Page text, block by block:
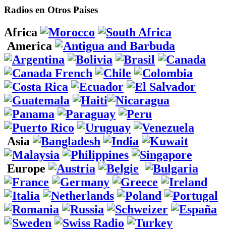
Radios en Otros Paises
Africa
America
Asia
Europe